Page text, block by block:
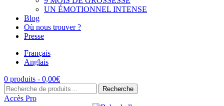
UN ÉMOTIONNEL INTENSE
Blog
Où nous trouver ?
Presse
Français
Anglais
0 produits - 0,00€
Recherche
pour :
Recherche
Accès Pro